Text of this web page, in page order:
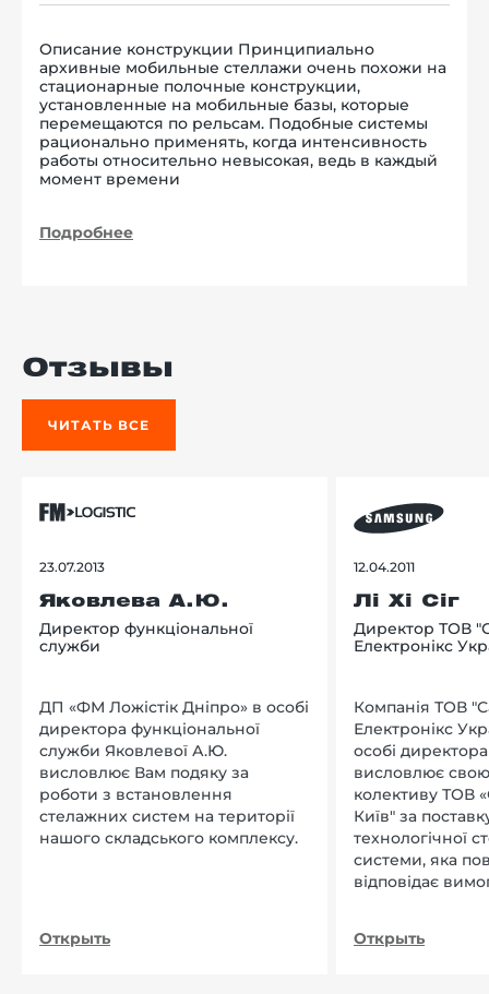
Описание конструкции Принципиально
архивные мобильные стеллажи очень похожи на
стационарные полочные конструкции,
установленные на мобильные базы, которые
перемещаются по рельсам. Подобные системы
рационально применять, когда интенсивность
работы относительно невысокая, ведь в каждый
момент времени
Подробнее
Отзывы
ЧИТАТЬ ВСЕ
23.07.2013
Яковлева А.Ю.
Директор функціональної
служби
ДП «ФМ Ложістік Дніпро» в особі
директора функціональної
служби Яковлевої А.Ю.
висловлює Вам подяку за
роботи з встановлення
стелажних систем на території
нашого складського комплексу.
Открыть
12.04.2011
Лі Хі Сіг
Директор ТОВ
Електронікс
Компанія ТОВ
Електронікс
особі
висловлює
колективу ТОВ
Київ" за
технологічної
системи, яка
відповідає
Открыть